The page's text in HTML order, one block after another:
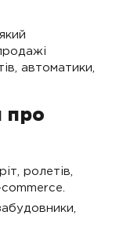
автоматики,
про
ролетів,